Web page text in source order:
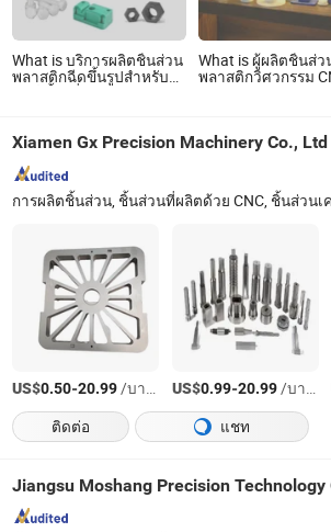
What is บริการผลิตชิ้นส่วน
พลาสติกฉีดขึ้นรูปสำหรับ
What is ผู้ผลิตชิ้นส่ว
พลาสติกวิศวกรรม
Xiamen Gx Precision Machinery Co., Ltd
US$0.50-20.99/บางส่วน US$0.99-20.99/บางส่วน
ติดต่อ
แชท
Jiangsu Moshang Precision Technology